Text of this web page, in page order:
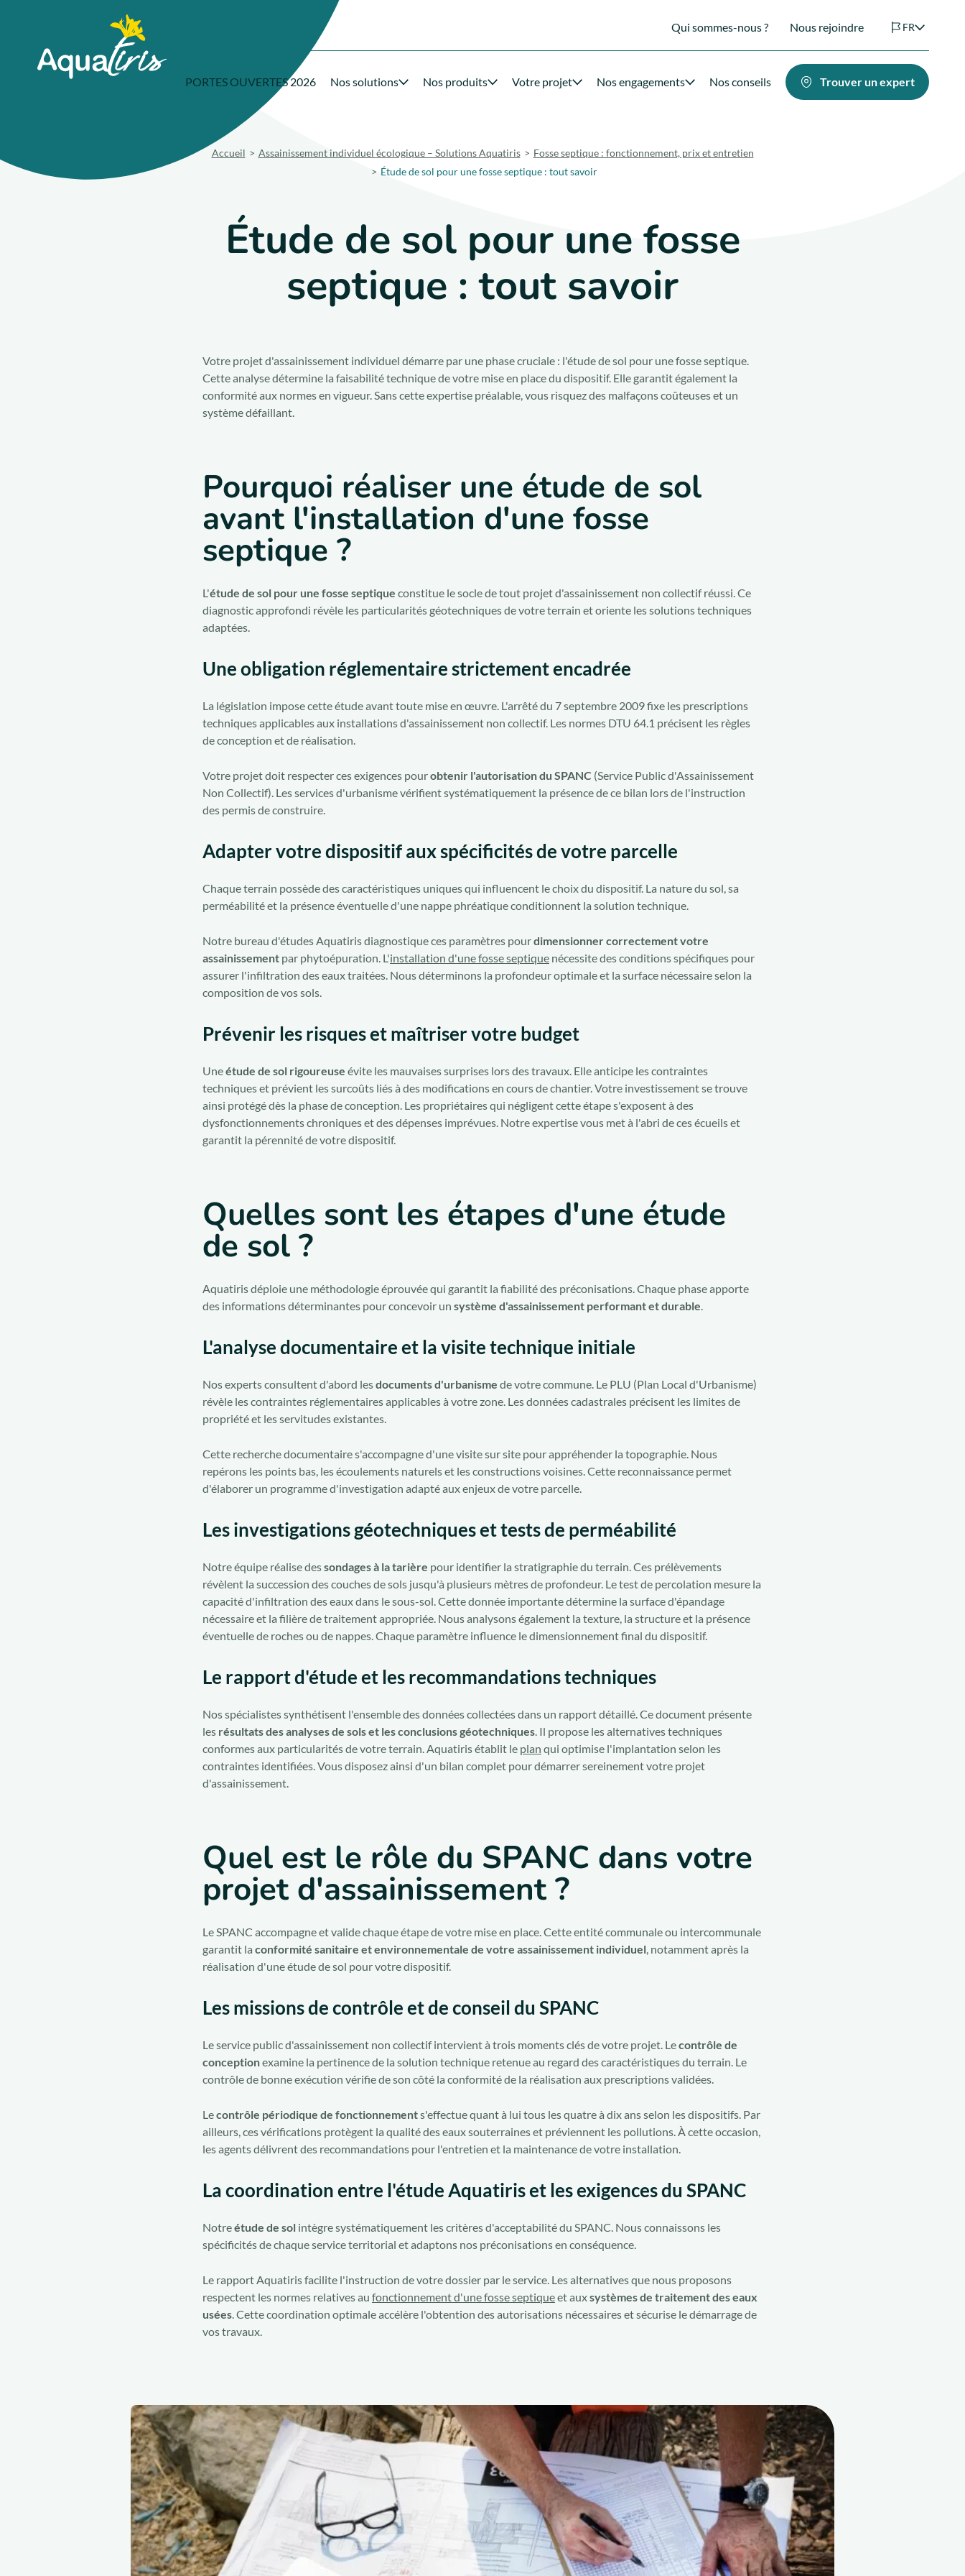
Qui sommes-nous ? Nous rejoindre FR
PORTES OUVERTES 2026 Nos solutions Nos produits Votre projet Nos engagements Nos conseils Trouver un expert
Accueil Assainissement individuel écologique – Solutions Aquatiris
Fosse septique : fonctionnement, prix et entretien
Étude de sol pour une fosse septique : tout savoir
Étude de sol pour une fosse
septique : tout savoir
Votre projet d'assainissement individuel démarre par une phase cruciale : l'étude de sol pour une fosse septique.
Cette analyse détermine la faisabilité technique de votre mise en place du dispositif. Elle garantit également la
conformité aux normes en vigueur. Sans cette expertise préalable, vous risquez des malfaçons coûteuses et un
système défaillant.
Pourquoi réaliser une étude de sol
avant l'installation d'une fosse
septique ?
L'étude de sol pour une fosse septique constitue le socle de tout projet d'assainissement non collectif réussi. Ce
diagnostic approfondi révèle les particularités géotechniques de votre terrain et oriente les solutions techniques
adaptées.
Une obligation réglementaire strictement encadrée
La législation impose cette étude avant toute mise en œuvre. L'arrêté du 7 septembre 2009 fixe les prescriptions
techniques applicables aux installations d'assainissement non collectif. Les normes DTU 64.1 précisent les règles
de conception et de réalisation.
Votre projet doit respecter ces exigences pourobtenir l'autorisation du SPANC (Service Public d'Assainissement
Non Collectif). Les services d'urbanisme vérifient systématiquement la présence de ce bilan lors de l'instruction
des permis de construire.
Adapter votre dispositif aux spécificités de votre parcelle
Chaque terrain possède des caractéristiques uniques qui influencent le choix du dispositif. La nature du sol, sa
perméabilité et la présence éventuelle d'une nappe phréatique conditionnent la solution technique.
Notre bureau d'études Aquatiris diagnostique ces paramètres pourdimensionner correctement votre
assainissement par phytoépuration. L'installation d'une fosse septique nécessite des conditions spécifiques pour
assurer l'infiltration des eaux traitées. Nous déterminons la profondeur optimale et la surface nécessaire selon la
composition de vos sols.
Prévenir les risques et maîtriser votre budget
Uneétude de sol rigoureuse évite les mauvaises surprises lors des travaux. Elle anticipe les contraintes
techniques et prévient les surcoûts liés à des modifications en cours de chantier. Votre investissement se trouve
ainsi protégé dès la phase de conception. Les propriétaires qui négligent cette étape s'exposent à des
dysfonctionnements chroniques et des dépenses imprévues. Notre expertise vous met à l'abri de ces écueils et
garantit la pérennité de votre dispositif.
Quelles sont les étapes d'une étude
de sol ?
Aquatiris déploie une méthodologie éprouvée qui garantit la fiabilité des préconisations. Chaque phase apporte
des informations déterminantes pour concevoir un système d'assainissement performant et durable.
L'analyse documentaire et la visite technique initiale
Nos experts consultent d'abord lesdocuments d'urbanisme de votre commune. Le PLU (Plan Local d'Urbanisme)
révèle les contraintes réglementaires applicables à votre zone. Les données cadastrales précisent les limites de
propriété et les servitudes existantes.
Cette recherche documentaire s'accompagne d'une visite sur site pour appréhender la topographie. Nous
repérons les points bas, les écoulements naturels et les constructions voisines. Cette reconnaissance permet
d'élaborer un programme d'investigation adapté aux enjeux de votre parcelle.
Les investigations géotechniques et tests de perméabilité
Notre équipe réalise dessondages à la tarière pour identifier la stratigraphie du terrain. Ces prélèvements
révèlent la succession des couches de sols jusqu'à plusieurs mètres de profondeur. Le test de percolation mesure la
capacité d'infiltration des eaux dans le sous-sol. Cette donnée importante détermine la surface d'épandage
nécessaire et la filière de traitement appropriée. Nous analysons également la texture, la structure et la présence
éventuelle de roches ou de nappes. Chaque paramètre influence le dimensionnement final du dispositif.
Le rapport d'étude et les recommandations techniques
Nos spécialistes synthétisent l'ensemble des données collectées dans un rapport détaillé. Ce document présente
les résultats des analyses de sols et les conclusions géotechniques. Il propose les alternatives techniques
conformes aux particularités de votre terrain. Aquatiris établit le plan qui optimise l'implantation selon les
contraintes identifiées. Vous disposez ainsi d'un bilan complet pour démarrer sereinement votre projet
d'assainissement.
Quel est le rôle du SPANC dans votre
projet d'assainissement ?
Le SPANC accompagne et valide chaque étape de votre mise en place. Cette entité communale ou intercommunale
garantit la conformité sanitaire et environnementale de votre assainissement individuel, notamment après la
réalisation d'une étude de sol pour votre dispositif.
Les missions de contrôle et de conseil du SPANC
Le service public d'assainissement non collectif intervient à trois moments clés de votre projet. Lecontrôle de
conceptionexamine la pertinence de la solution technique retenue au regard des caractéristiques du terrain. Le
contrôle de bonne exécution vérifie de son côté la conformité de la réalisation aux prescriptions validées.
Lecontrôle périodique de fonctionnements'effectue quant à lui tous les quatre à dix ans selon les dispositifs. Par
ailleurs, ces vérifications protègent la qualité des eaux souterraines et préviennent les pollutions. À cette occasion,
les agents délivrent des recommandations pour l'entretien et la maintenance de votre installation.
La coordination entre l'étude Aquatiris et les exigences du SPANC
Notreétude de sol intègre systématiquement les critères d'acceptabilité du SPANC. Nous connaissons les
spécificités de chaque service territorial et adaptons nos préconisations en conséquence.
Le rapport Aquatiris facilite l'instruction de votre dossier par le service. Les alternatives que nous proposons
respectent les normes relatives au fonctionnement d'une fosse septiqueet auxsystèmes de traitement des eaux
usées. Cette coordination optimale accélère l'obtention des autorisations nécessaires et sécurise le démarrage de
vos travaux.